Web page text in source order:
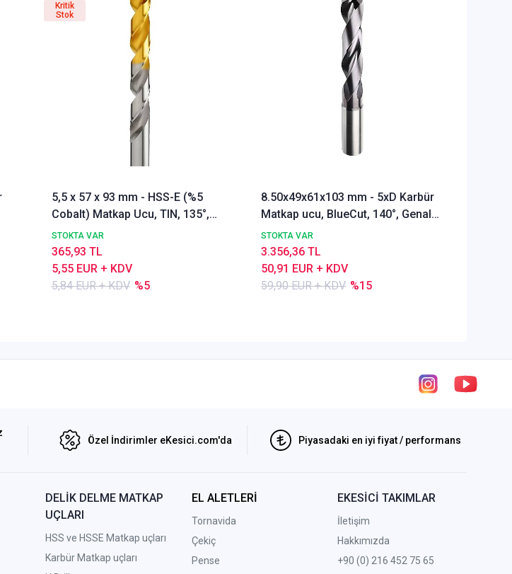
5,5 x 57 x 93 mm - HSS-E (%5
Cobalt) Matkap Ucu, TIN, 135°,
DIN338 Delik Delme ucu,
Nachreiner
STOKTA VAR
5,84 EUR + KDV %5
5,55 EUR + KDV
365,93 TL
Kritik
Stok
8.50x49x61x103 mm - 5xD Karbür
Matkap ucu, BlueCut, 140°, Genal
amaçlı
STOKTA VAR
59,90 EUR + KDV %15
50,91 EUR + KDV
3.356,36 TL
Özel İndirimler eKesici.com'da Piyasadaki en iyi fiyat / performans
DELİK DELME MATKAP
UÇLARI
HSS ve HSSE Matkap uçları
Karbür Matkap uçları
EL ALETLERİ
Tornavida
Çekiç
Pense
EKESİCİ TAKIMLAR
İletişim
Hakkımızda
+90 (0) 216 452 75 65